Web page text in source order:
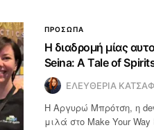
ΠΡΟΣΩΠΑ
Η διαδρομή μίας
Seina: A Tale of
ΕΛΕΥΘΕΡΙΑ
Η Αργυρώ Μπρότση, η
μιλά στο Make Your